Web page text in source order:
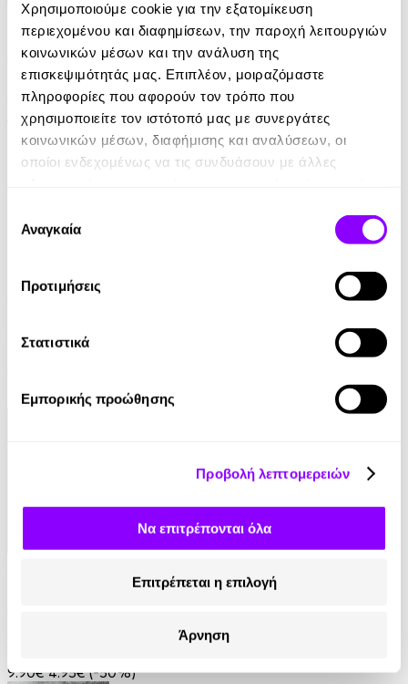
Χρησιμοποιούμε cookie για την εξατομίκευση
περιεχομένου και διαφημίσεων, την παροχή λειτουργιών
κοινωνικών μέσων και την ανάλυση της
επισκεψιμότητάς μας. Επιπλέον, μοιραζόμαστε
πληροφορίες που αφορούν τον τρόπο που
χρησιμοποιείτε τον ιστότοπό μας με συνεργάτες
κοινωνικών μέσων, διαφήμισης και αναλύσεων, οι
οποίοι ενδεχομένως να τις συνδυάσουν με άλλες
των υπηρεσιών τους.
συγκατάθεσης
Αναγκαία
Προτιμήσεις
Στατιστικά
Εμπορικής προώθησης
Προβολή λεπτομερειών
Να επιτρέπονται όλα
Επιτρέπεται η επιλογή
Άρνηση
eBook
Πώς να είμαστε Στωικοί
Massimo Pigliucci
10.99€
Audiobook • 1 Credit
7.00€ 3.50€ (-50%)
9.90€ 4.95€ (-50%)